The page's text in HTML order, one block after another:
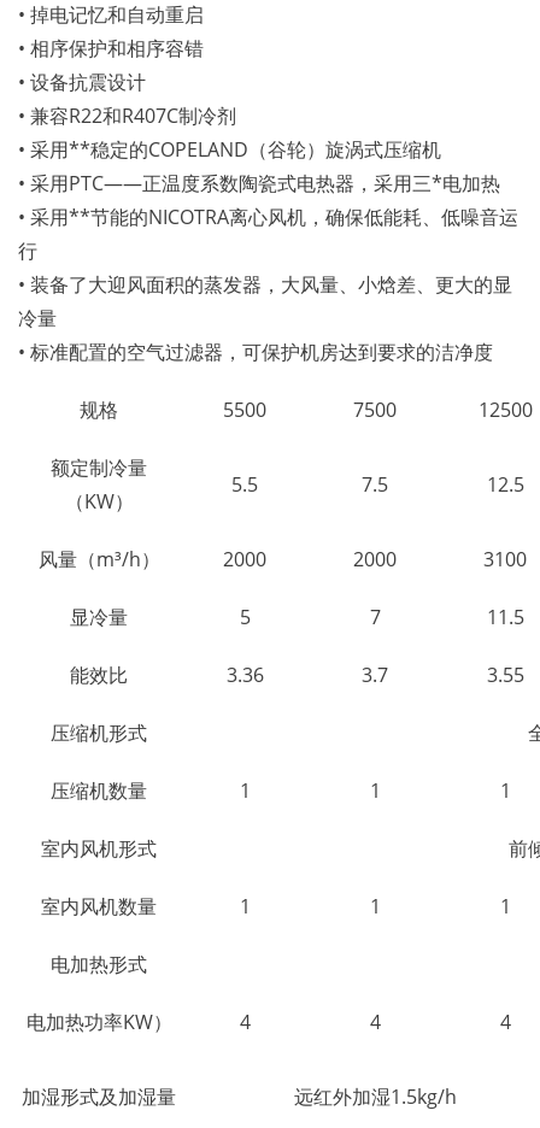
• 掉电记忆和自动重启
• 相序保护和相序容错
• 设备抗震设计
• 兼容R22和R407C制冷剂
• 采用**稳定的COPELAND（谷轮）旋涡式压缩机
• 采用PTC——正温度系数陶瓷式电热器，采用三*电加热
• 采用**节能的NICOTRA离心风机，确保低能耗、低噪音运
行
• 装备了大迎风面积的蒸发器，大风量、小焓差、更大的显
冷量
• 标准配置的空气过滤器，可保护机房达到要求的洁净度
规格 5500 7500 12500
额定制冷量
（KW）
5.5 7.5 12.5
风量（m³/h） 2000 2000 3100
显冷量 5 7 11.5
能效比 3.36 3.7 3.55
压缩机形式
压缩机数量 1 1 1
室内风机形式 前
室内风机数量 1 1 1
电加热形式
电加热功率KW） 4 4 4
加湿形式及加湿量 远红外加湿1.5kg/h